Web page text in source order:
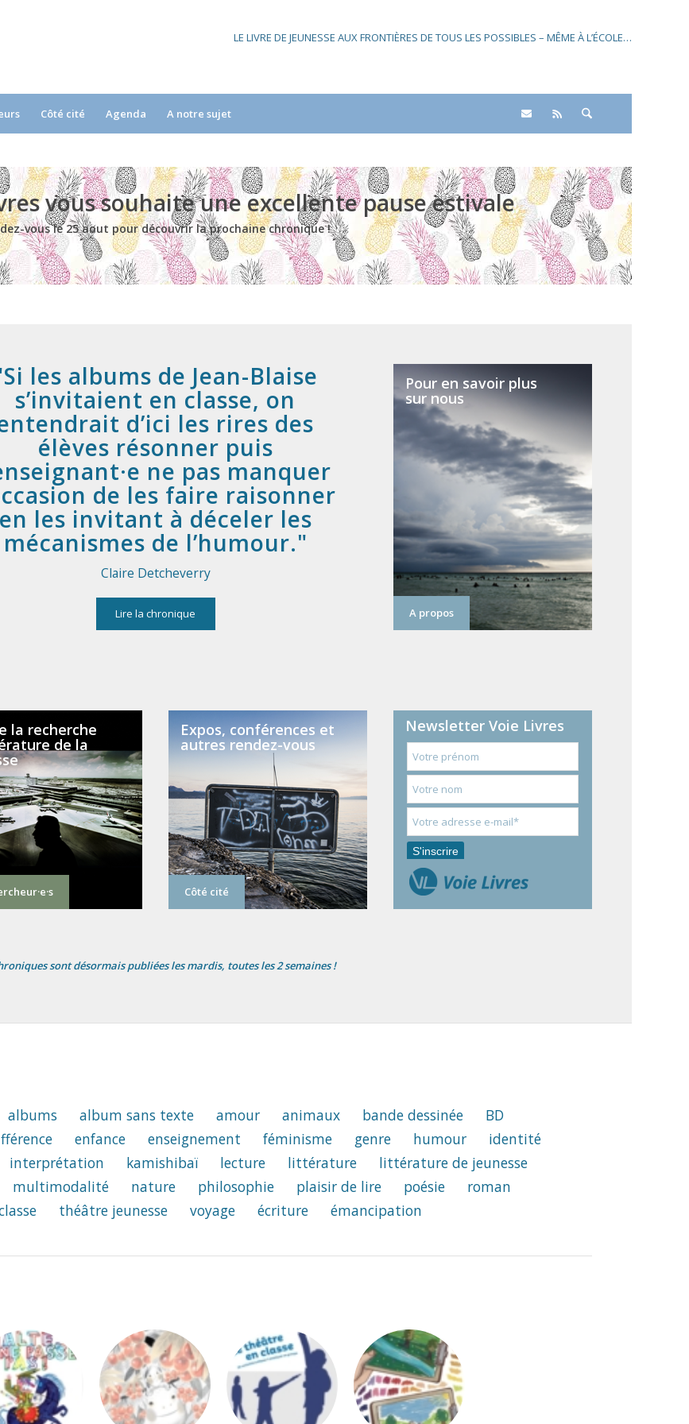
LE LIVRE DE JEUNESSE AUX FRONTIÈRES DE TOUS LES POSSIBLES – MÊME À L’ÉCOLE…
Côté cité Agenda A notre sujet
vous souhaite une excellente pause estivale
vous le 25 aout pour découvrir la prochaine chronique !
Si les albums de Jean-Blaise
s’invitaient en classe, on
d’ici les rires des
élèves résonner puis
ne pas manquer
de les faire raisonner
en les invitant à déceler les
mécanismes de l’humour.
Claire Detcheverry
Lire la chronique
Pour en savoir plus
sur nous
A propos
la recherche
de la
Expos, conférences et
autres rendez-vous
Côté cité
Newsletter Voie Livres
sont désormais publiées les mardis, toutes les 2 semaines !
albums album sans texte amour animaux bande dessinée
BD
enfance enseignement féminisme genre humour
identité
interprétation kamishibaï lecture littérature
littérature de jeunesse
multimodalité nature philosophie plaisir de lire poésie
roman
théâtre jeunesse voyage écriture émancipation